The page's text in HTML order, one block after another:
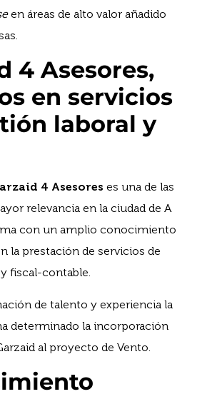
en áreas de alto valor añadido
4 Asesores,
en servicios
laboral y
4 Asesores es una de las
relevancia en la ciudad de A
con un amplio conocimiento
la prestación de servicios de
fiscal-contable.
de talento y experiencia la
determinado la incorporación
al proyecto de Vento.